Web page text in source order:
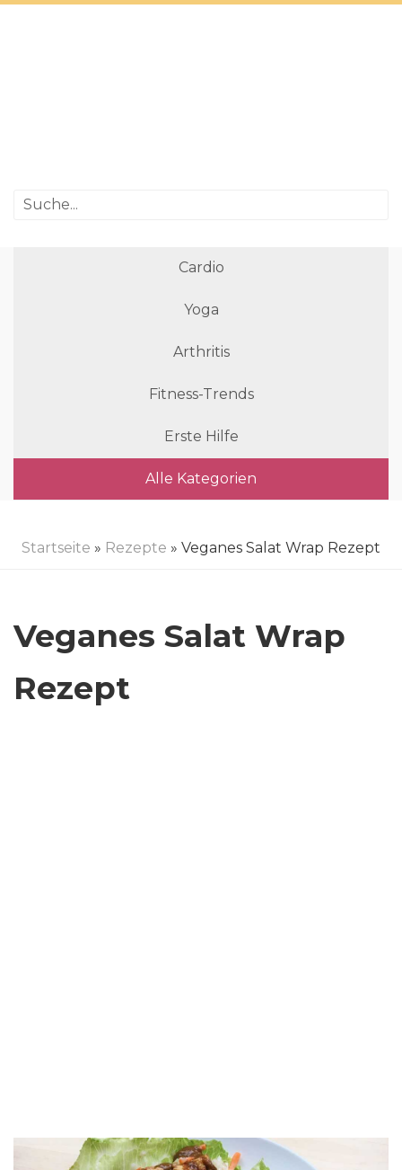
Cardio
Yoga
Arthritis
Fitness-Trends
Erste Hilfe
Alle Kategorien
Startseite » Rezepte » Veganes Salat Wrap Rezept
Veganes Salat Wrap
Rezept